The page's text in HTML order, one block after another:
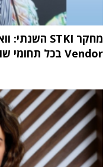
Vendor בכל תחומי שוק ה-IT